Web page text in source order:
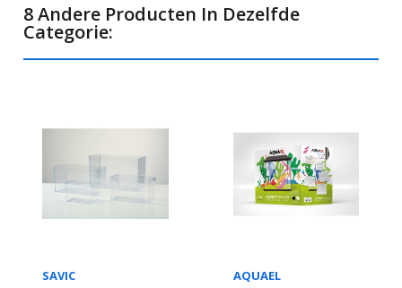
8 Andere Producten In Dezelfde
Categorie:
SAVIC AQUAEL